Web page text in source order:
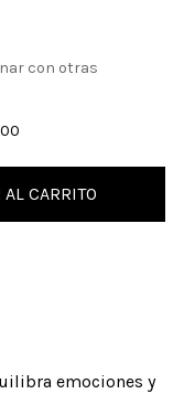
con otras
emociones y